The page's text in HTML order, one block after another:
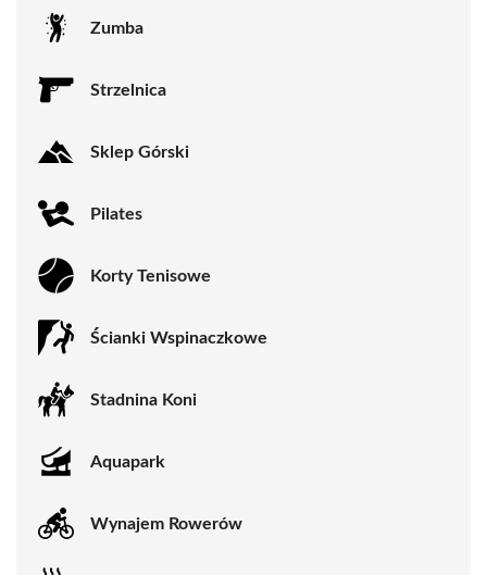
Zumba
Strzelnica
Sklep Górski
Pilates
Korty Tenisowe
Ścianki Wspinaczkowe
Stadnina Koni
Aquapark
Wynajem Rowerów